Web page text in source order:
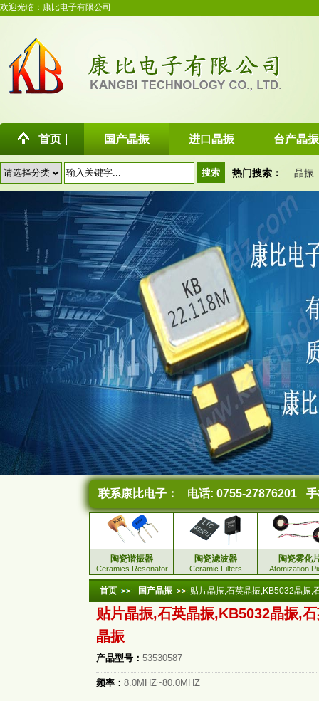
欢迎光临：康比电子有限公司
首页 国产晶振 进口晶振 台产晶振
热门搜索： 晶振
联系康比电子： 电话: 0755-27876201
陶瓷谐振器
Ceramics Resonator
陶瓷滤波器
Ceramic Filters
陶瓷雾化
Atomization
首页 国产晶振 贴片晶振,石英晶振,KB5032晶振,
贴片晶振,石英晶振,KB5032晶振,
晶振
产品型号： 53530587
频率： 8.0MHZ~80.0MHZ